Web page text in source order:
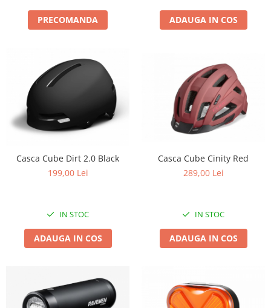
PRECOMANDA ADAUGA IN COS
Casca Cube Dirt 2.0 Black
199,00 Lei
IN STOC
ADAUGA IN COS
Casca Cube Cinity Red
289,00 Lei
IN STOC
ADAUGA IN COS